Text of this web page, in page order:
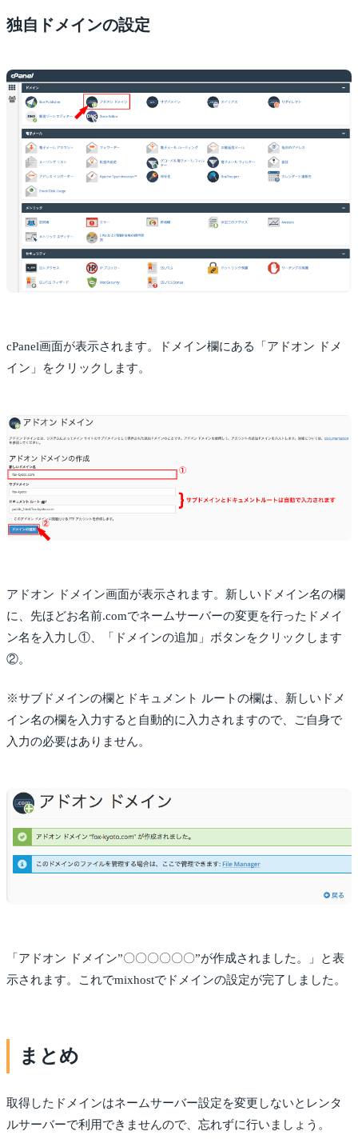
独自ドメインの設定
cPanel画面が表示されます。ドメイン欄にある「アドオン ドメ
イン」をクリックします。
アドオン ドメイン画面が表示されます。新しいドメイン名の欄
に、先ほどお名前.comでネームサーバーの変更を行ったドメイ
ン名を入力し①、「ドメインの追加」ボタンをクリックします
②。
※サブドメインの欄とドキュメント ルートの欄は、新しいドメ
イン名の欄を入力すると自動的に入力されますので、ご自身で
入力の必要はありません。
「アドオン ドメイン”〇〇〇〇〇〇”が作成されました。」と表
示されます。これでmixhostでドメインの設定が完了しました。
まとめ
取得したドメインはネームサーバー設定を変更しないとレンタ
ルサーバーで利用できませんので、忘れずに行いましょう。